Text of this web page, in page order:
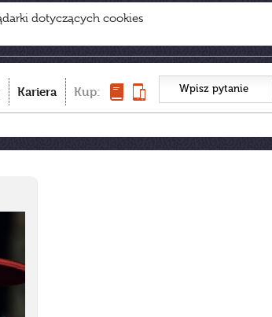
dotyczących cookies
Kariera Kup: